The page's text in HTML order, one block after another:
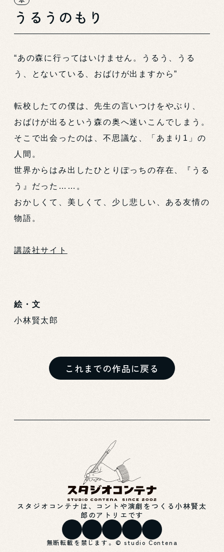
うるうのもり
“あの森に行ってはいけません。うるう、うる
う、とないている、おばけが出ますから”
転校したての僕は、先生の言いつけをやぶり、
おばけが出るという森の奥へ迷いこんでしまう。
そこで出会ったのは、不思議な、「あまり1」の
人間。
世界からはみ出したひとりぽっちの存在、『うる
う』だった……。
おかしくて、美しくて、少し悲しい、ある友情の
物語。
講談社サイト
絵・文
小林賢太郎
これまでの作品に戻る
スタジオコンテナは、コントや演劇をつくる小林賢太
郎のアトリエです
無断転載を禁じます。© studio Contena